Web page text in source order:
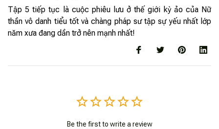
Tập 5 tiếp tục là cuộc phiêu lưu ở thế giới kỳ ảo của Nữ
thần vô danh tiểu tốt và chàng pháp sư tập sự yếu nhất lớp
năm xưa đang dần trở nên mạnh nhất!
Be the first to write a review